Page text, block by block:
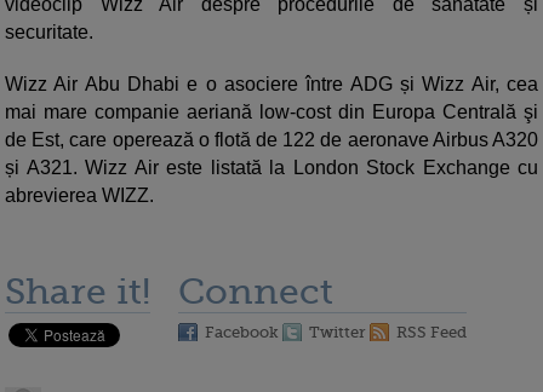
videoclip Wizz Air despre procedurile de sănătate și
securitate.
Wizz Air Abu Dhabi e o asociere între ADG și Wizz Air, cea
mai mare companie aeriană low-cost din Europa Centrală şi
de Est, care operează o flotă de 122 de aeronave Airbus A320
și A321. Wizz Air este listată la London Stock Exchange cu
abrevierea WIZZ.
Share it! Connect
Facebook Twitter RSS Feed